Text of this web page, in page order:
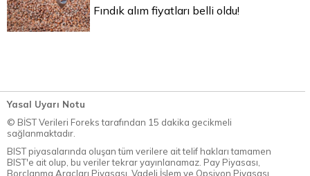
Fındık alım fiyatları belli oldu!
Yasal Uyarı Notu
© BİST Verileri Foreks tarafından 15 dakika gecikmeli
sağlanmaktadır.
BIST piyasalarında oluşan tüm verilere ait telif hakları tamamen
BIST'e ait olup, bu veriler tekrar yayınlanamaz. Pay Piyasası,
Borçlanma Araçları Piyasası, Vadeli İşlem ve Opsiyon Piyasası